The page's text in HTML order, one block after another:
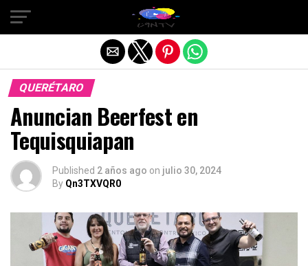
QUERÉTARO
Anuncian Beerfest en
Tequisquiapan
Published 2 años ago on julio 30, 2024
By Qn3TXVQR0
Salir de la versión móvil